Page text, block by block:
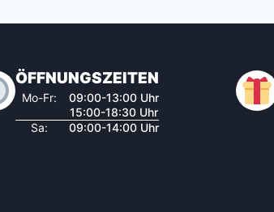
ÖFFNUNGSZEITEN
Mo-Fr:
09:00-13:00 Uhr
15:00-18:30 Uhr
Sa:
09:00-14:00 Uhr